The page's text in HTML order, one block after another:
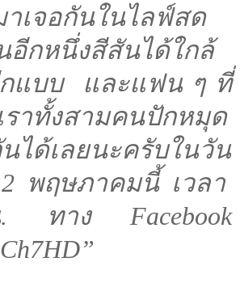
าเจอกันในไลฟ์สด
อีกหนึ่งสีสันได้ใกล้
แบบ
และแฟน ๆ ที่
ราทั้งสามคนปักหมุด
ได้เลยนะครับในวัน
พฤษภาคมนี้ เวลา
. ทาง Facebook
7HD”